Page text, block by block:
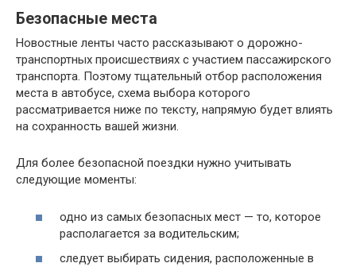
Безопасные места
Новостные ленты часто рассказывают о дорожно-
транспортных происшествиях с участием пассажирского
транспорта. Поэтому тщательный отбор расположения
места в автобусе, схема выбора которого
рассматривается ниже по тексту, напрямую будет влиять
на сохранность вашей жизни.
Для более безопасной поездки нужно учитывать
следующие моменты:
одно из самых безопасных мест — то, которое
располагается за водительским;
следует выбирать сидения, расположенные в